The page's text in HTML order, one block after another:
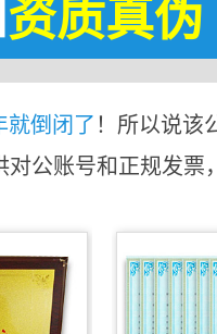
资质真伪
就倒闭了 ！所以说该
公账号和正规发票